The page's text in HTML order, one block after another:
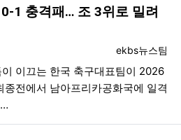
1 충격패… 조 3위로 밀려
등록자
ekbs뉴스팀
이끄는 한국 축구대표팀이 2026
전에서 남아프리카공화국에 일격